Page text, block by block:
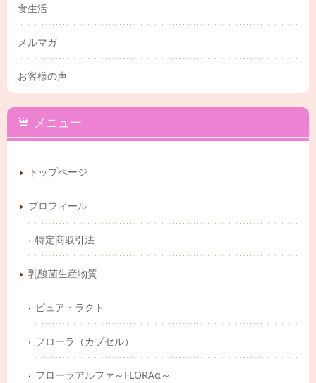
食生活
メルマガ
お客様の声
メニュー
トップページ
プロフィール
特定商取引法
乳酸菌生産物質
ピュア・ラクト
フローラ（カプセル）
フローラアルファ～FLORAα～